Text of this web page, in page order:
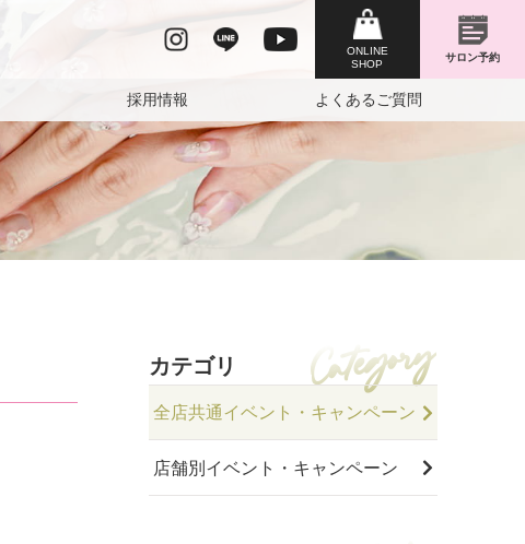
採用情報 よくあるご質問
カテゴリ
全店共通イベント・キャンペーン
店舗別イベント・キャンペーン